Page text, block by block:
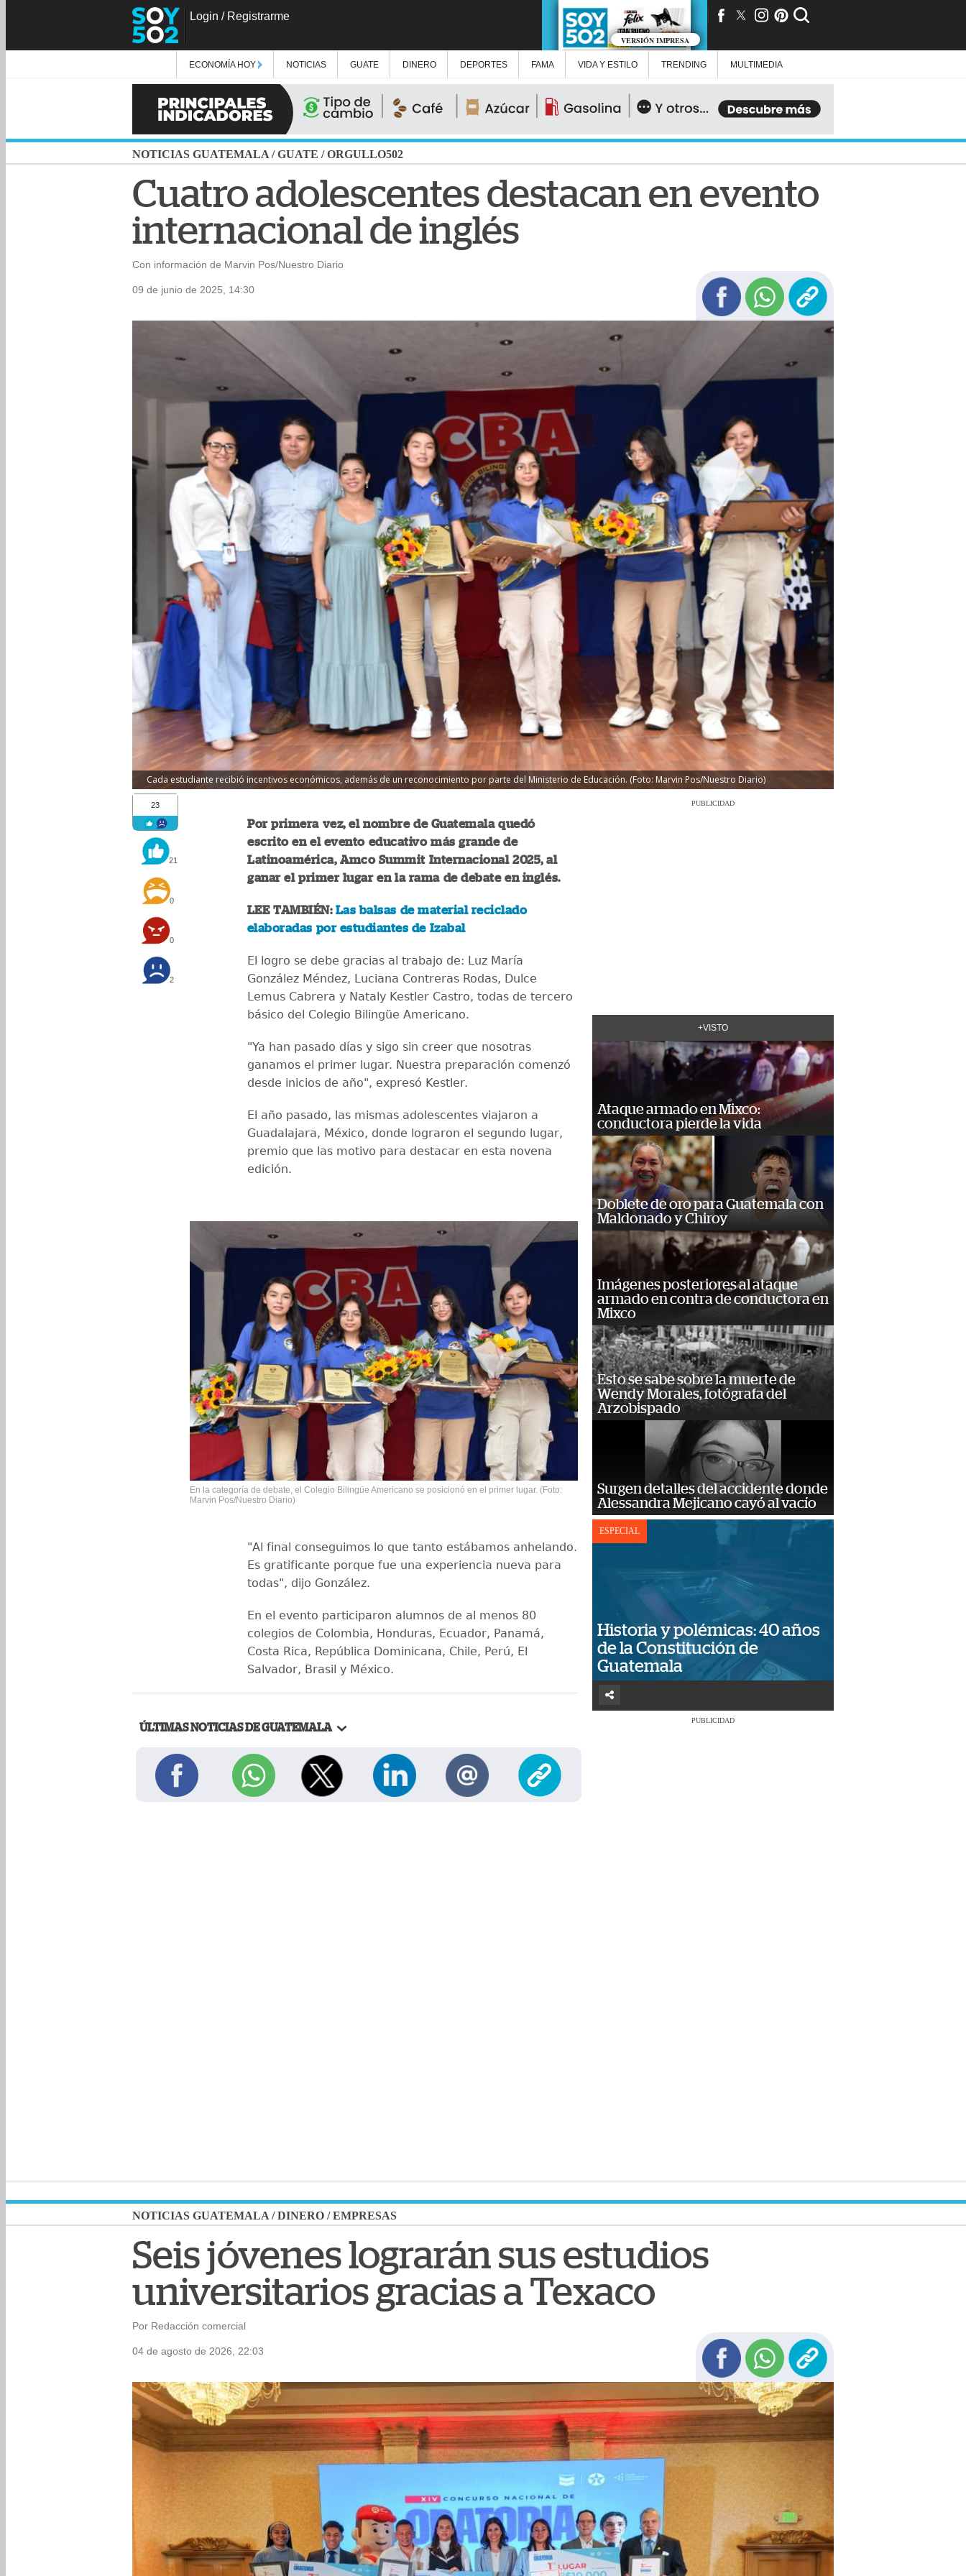
Login / Registrarme
VERSIÓN IMPRESA
ECONOMÍA HOY NOTICIAS GUATE DINERO DEPORTES FAMA VIDA Y ESTILO TRENDING MULTIMEDIA
NOTICIAS GUATEMALA /GUATE /ORGULLO502
Cuatro adolescentes destacan en evento
internacional de inglés
Con información de Marvin Pos/Nuestro Diario
09 de junio de 2025, 14:30
Cada estudiante recibió incentivos económicos, además de un reconocimiento por parte del Ministerio de Educación. (Foto: Marvin Pos/Nuestro Diario)
23
21
0
0
2
Por primera vez, el nombre de Guatemala quedó
escrito en el evento educativo más grande de
Latinoamérica, Amco Summit Internacional 2025, al
ganar el primer lugar en la rama de debate en inglés.
LEE TAMBIÉN: Las balsas de material reciclado
elaboradas por estudiantes de Izabal
El logro se debe gracias al trabajo de: Luz María
González Méndez, Luciana Contreras Rodas, Dulce
Lemus Cabrera y Nataly Kestler Castro, todas de tercero
básico del Colegio Bilingüe Americano.
"Ya han pasado días y sigo sin creer que nosotras
ganamos el primer lugar. Nuestra preparación comenzó
desde inicios de año", expresó Kestler.
El año pasado, las mismas adolescentes viajaron a
Guadalajara, México, donde lograron el segundo lugar,
premio que las motivo para destacar en esta novena
edición.
En la categoría de debate, el Colegio Bilingüe Americano se posicionó en el primer lugar. (Foto:
Marvin Pos/Nuestro Diario)
"Al final conseguimos lo que tanto estábamos anhelando.
Es gratificante porque fue una experiencia nueva para
todas", dijo González.
En el evento participaron alumnos de al menos 80
colegios de Colombia, Honduras, Ecuador, Panamá,
Costa Rica, República Dominicana, Chile, Perú, El
Salvador, Brasil y México.
ÚLTIMAS NOTICIAS DE GUATEMALA
PUBLICIDAD
+VISTO
Ataque armado en Mixco:
conductora pierde la vida
Doblete de oro para Guatemala con
Maldonado y Chiroy
Imágenes posteriores al ataque
armado en contra de conductora en
Mixco
Esto se sabe sobre la muerte de
Wendy Morales, fotógrafa del
Arzobispado
Surgen detalles del accidente donde
Alessandra Mejicano cayó al vacío
ESPECIAL
Historia y polémicas: 40 años
de la Constitución de
Guatemala
PUBLICIDAD
NOTICIAS GUATEMALA /DINERO /EMPRESAS
Seis jóvenes lograrán sus estudios
universitarios gracias a Texaco
Por Redacción comercial
04 de agosto de 2026, 22:03